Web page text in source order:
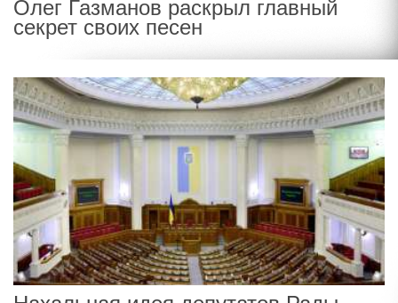
Олег Газманов раскрыл главный
секрет своих песен